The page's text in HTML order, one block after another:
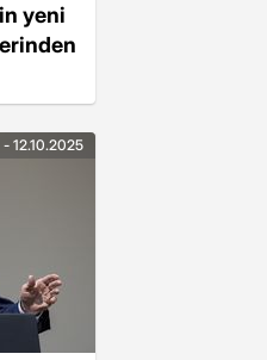
yeni
12.10.2025